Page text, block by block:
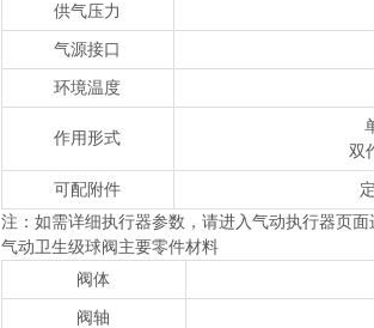
供气压力
气源接口
环境温度
作用形式
双
可配附件
注：如需详细执行器参数，请进入气动执行器页面
气动卫生级球阀主要零件材料
阀体
阀轴